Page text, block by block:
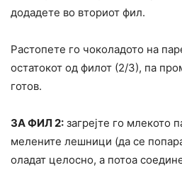
додадете во вториот фил.
Растопете го чоколадото на
остатокот од филот (2/3), па
готов.
ЗА ФИЛ 2: загрејте го млекото
мелените лешници (да се
оладат целосно, а потоа